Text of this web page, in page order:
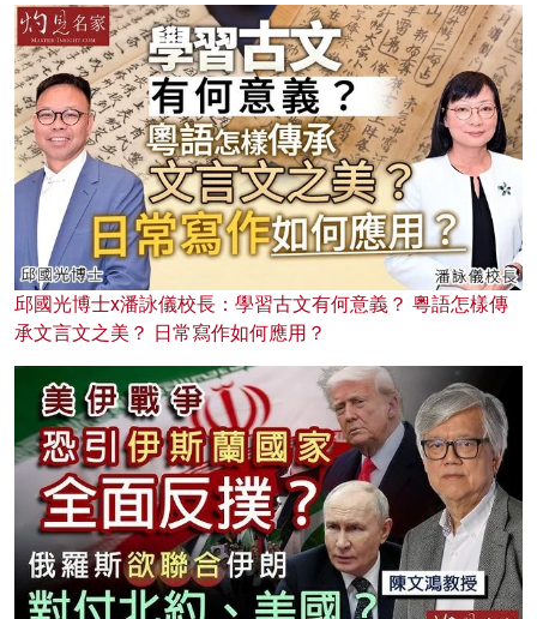
邱國光博士x潘詠儀校長：學習古文有何意義？ 粵語怎樣傳
承文言文之美？ 日常寫作如何應用？